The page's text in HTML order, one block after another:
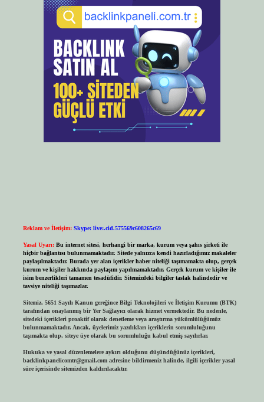
Reklam ve İletişim: Skype: live:.cid.575569c608265c69
Yasal Uyarı: Bu internet sitesi, herhangi bir marka, kurum veya şahıs şirketi ile
hiçbir bağlantısı bulunmamaktadır. Sitede yalnızca kendi hazırladığımız makaleler
paylaşılmaktadır. Burada yer alan içerikler haber niteliği taşımamakta olup, gerçek
kurum ve kişiler hakkında paylaşım yapılmamaktadır. Gerçek kurum ve kişiler ile
isim benzerlikleri tamamen tesadüfidir. Sitemizdeki bilgiler taslak halindedir ve
tavsiye niteliği taşımazlar.
Sitemiz, 5651 Sayılı Kanun gereğince Bilgi Teknolojileri ve İletişim Kurumu (BTK)
tarafından onaylanmış bir Yer Sağlayıcı olarak hizmet vermektedir. Bu nedenle,
sitedeki içerikleri proaktif olarak denetleme veya araştırma yükümlülüğümüz
bulunmamaktadır. Ancak, üyelerimiz yazdıkları içeriklerin sorumluluğunu
taşımakta olup, siteye üye olarak bu sorumluluğu kabul etmiş sayılırlar.
Hukuka ve yasal düzenlemelere aykırı olduğunu düşündüğünüz içerikleri,
backlinkpanelicomtr@gmail.comadresine bildirmeniz halinde, ilgili içerikler yasal
süre içerisinde sitemizden kaldırılacaktır.